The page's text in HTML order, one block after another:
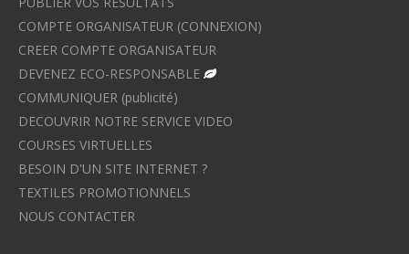
COMPTE ORGANISATEUR (CONNEXION)
CREER COMPTE ORGANISATEUR
DEVENEZ ECO-RESPONSABLE
COMMUNIQUER (publicité)
DECOUVRIR NOTRE SERVICE VIDEO
COURSES VIRTUELLES
BESOIN D'UN SITE INTERNET ?
TEXTILES PROMOTIONNELS
NOUS CONTACTER